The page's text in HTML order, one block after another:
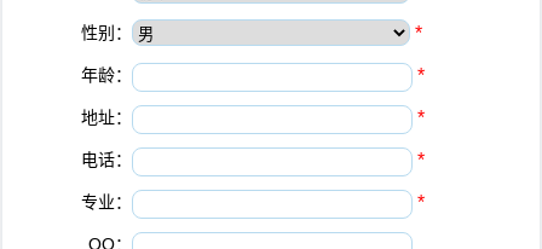
性别： *
年龄： *
地址： *
电话： *
专业： *
QQ：